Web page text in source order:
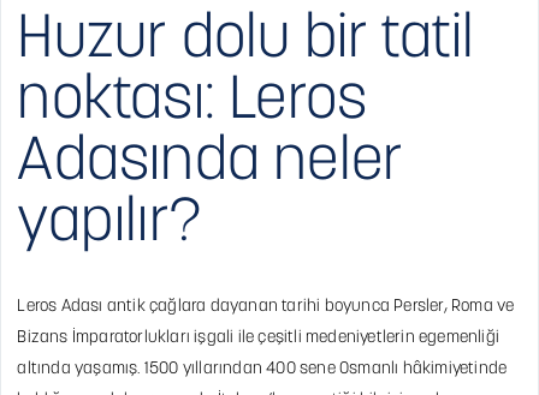
Huzur dolu bir tatil
noktası: Leros
Adasında neler
yapılır?
Leros Adası antik çağlara dayanan tarihi boyunca Persler, Roma ve
Bizans İmparatorlukları işgali ile çeşitli medeniyetlerin egemenliği
altında yaşamış. 1500 yıllarından 400 sene Osmanlı hâkimiyetinde